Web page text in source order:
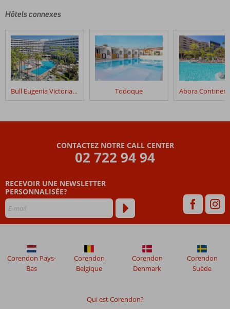
Green
Les
avis
datant
de
plus
de
de
garantir
la
En
savoir
plus
Hôtels connexes
Bull Eugenia Victoria & Spa Todoque
CONTACTEZ NOTRE CALL CENTER
02 722 94 94
RECEVOIR UNE NEWSLETTER
PERSONNALISÉE?
Qui est Corendon?
Corendon Pays-
Bas
Corendon
Belgique
Corendon
Denmark
Corendon
Suède